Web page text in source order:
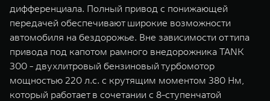
дифференциала. Полный привод с понижающей
передачей обеспечивают широкие возможности
автомобиля на бездорожье. Вне зависимости от типа
привода под капотом рамного внедорожника TANK
300 - двухлитровый бензиновый турбомотор
мощностью 220 л.с. с крутящим моментом 380 Нм,
который работает в сочетании с 8-ступенчатой